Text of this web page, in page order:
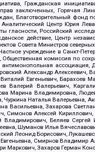
Гражданская инициатива
заключенных, Горячая
Благотворительный
Центр Юрия
Российский
действие, Центр
Совета Министров северных
учреждение в Санкт-
комиссия по
ассоциация,
Александр Алексеевич,
Евгеньевич, Барахоев
Валерий Валерьевич,
Марина Владимировна,
Наталья Валерьевна,
Васильевна, Захарова
Симонов Алексей
Беляев Сергей
Шуманов Илья
Леонид Борисович,
Смирнов Владимир
Маркович, Захаров Герман